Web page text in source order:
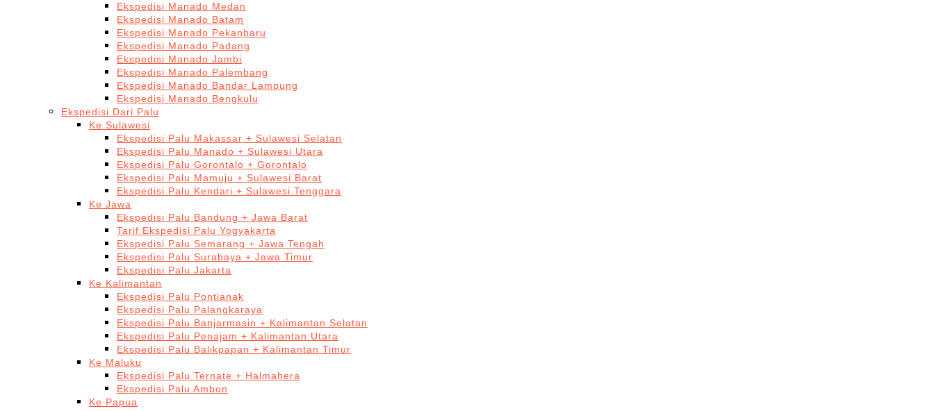
Ekspedisi Manado Medan
Ekspedisi Manado Batam
Ekspedisi Manado Pekanbaru
Ekspedisi Manado Padang
Ekspedisi Manado Jambi
Ekspedisi Manado Palembang
Ekspedisi Manado Bandar Lampung
Ekspedisi Manado Bengkulu
Ekspedisi Dari Palu
Ke Sulawesi
Ekspedisi Palu Makassar + Sulawesi Selatan
Ekspedisi Palu Manado + Sulawesi Utara
Ekspedisi Palu Gorontalo + Gorontalo
Ekspedisi Palu Mamuju + Sulawesi Barat
Ekspedisi Palu Kendari + Sulawesi Tenggara
Ke Jawa
Ekspedisi Palu Bandung + Jawa Barat
Tarif Ekspedisi Palu Yogyakarta
Ekspedisi Palu Semarang + Jawa Tengah
Ekspedisi Palu Surabaya + Jawa Timur
Ekspedisi Palu Jakarta
Ke Kalimantan
Ekspedisi Palu Pontianak
Ekspedisi Palu Palangkaraya
Ekspedisi Palu Banjarmasin + Kalimantan Selatan
Ekspedisi Palu Penajam + Kalimantan Utara
Ekspedisi Palu Balikpapan + Kalimantan Timur
Ke Maluku
Ekspedisi Palu Ternate + Halmahera
Ekspedisi Palu Ambon
Ke Papua